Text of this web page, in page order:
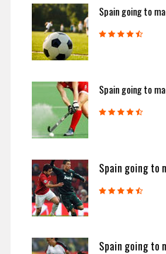
Spain going to
Spain going to
Spain going to
Spain going to